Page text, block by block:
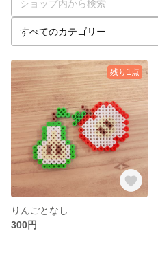
残り1点
りんごとなし
300円